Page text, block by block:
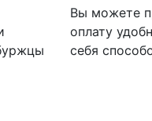
Вы можете
оплату
себя